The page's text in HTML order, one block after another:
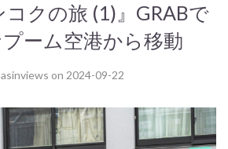
コクの旅 (1)』GRABで
ーム空港から移動
on 2024-09-22